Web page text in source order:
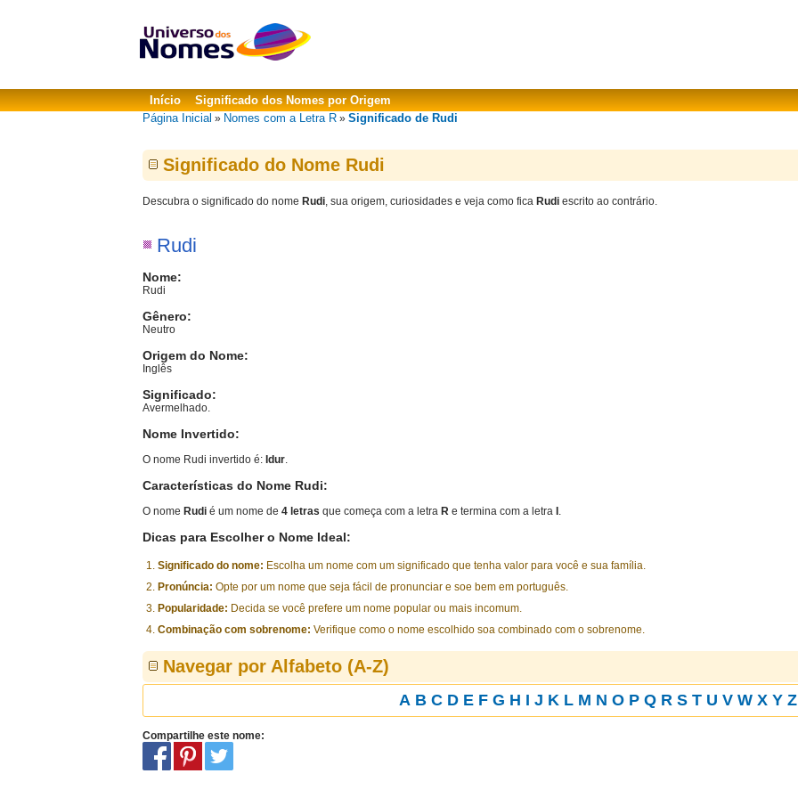
Início
Significado dos Nomes por Origem
Página Inicial » Nomes com a Letra R » Significado de Rudi
Significado do Nome Rudi
Descubra o significado do nome Rudi, sua origem, curiosidades e veja como fica Rudi escrito ao contrário.
Rudi
Nome:
Rudi
Gênero:
Neutro
Origem do Nome:
Inglês
Significado:
Avermelhado.
Nome Invertido:
O nome Rudi invertido é: Idur.
Características do Nome Rudi:
O nome Rudi é um nome de 4 letras que começa com a letra R e termina com a letra .
Dicas para Escolher o Nome Ideal:
Significado do nome: Escolha um nome com um significado que tenha valor para você e sua família.
Pronúncia: Opte por um nome que seja fácil de pronunciar e soe bem em português.
Popularidade: Decida se você prefere um nome popular ou mais incomum.
Combinação com sobrenome: Verifique como o nome escolhido soa combinado com o sobrenome.
Navegar por Alfabeto (A-Z)
A B C D E F G H I J K L M N O P Q R S T U V W X Y Z
Compartilhe este nome: